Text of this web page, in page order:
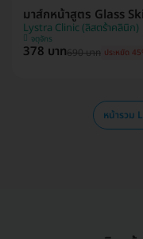
มาส์กหน้าสูตร Glass
Lystra Clinic (ลิสตร้าคลินิก)
จตุจักร
378 บาท690 บาท ประหยัด
หน้ารวม